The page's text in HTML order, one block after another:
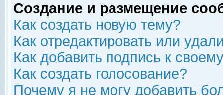
Создание и размещение
Как создать новую тему?
Как отредактировать или
Как добавить подпись к
Как создать голосование?
Почему я не могу добавить